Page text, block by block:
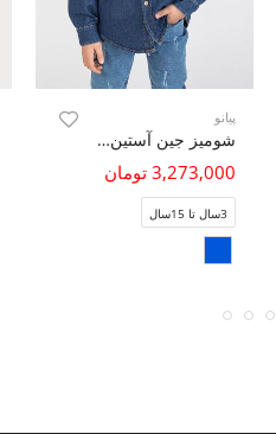
پیانو
شومیز جین آستین بلند
3,273,000 تومان
3سال تا 15سال